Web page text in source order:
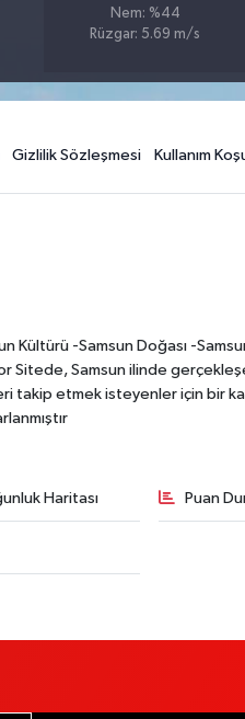
Nem: %44
Rüzgar: 5.69 m/s
Gizlilik Sözleşmesi Kullanım
-Samsun Doğası -
Sitede, Samsun ilinde
takip etmek isteyenler için bir
Haritası Puan